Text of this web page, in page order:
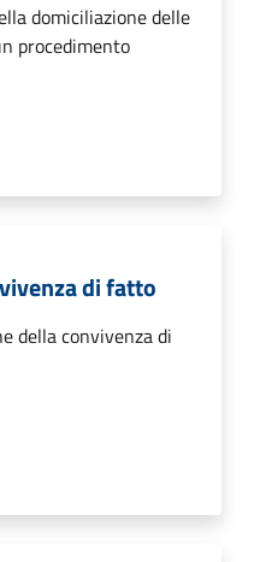
domiciliazione delle
procedimento
di fatto
della convivenza di